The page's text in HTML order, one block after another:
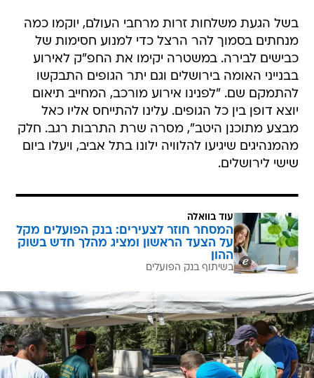
בשל הגעת משלחות זרות מרחבי העולם, יוקמו כמה
מנחתים בסמוך להר הרצל כדי למנוע חסימות של
כבישים לבירה. במשטרה יקימו את החפ"ק לאירוע
בבנייני האומה בירושלים וגם יתר הגופים התבקשו
להתמקם שם. "לפנינו אירוע מורכב, המחייב תיאום
יוצא דופן בין כל הגופים. עלינו להתייחס אליו כאל
מבצע מתוכנן היטב", מסרה שרת התרבות רגב. חלק
מהמנהיגים שיגיעו להלוויה ילונו בתל אביב, ויעלו ביום
שישי לירושלים.
עוד בוואלה
המסחר חוזר לצעירים: בנק הפועלים מקל
על הצעד הראשון ומציג מהלך חדש בשוק
ההון
בשיתוף בנק הפועלים